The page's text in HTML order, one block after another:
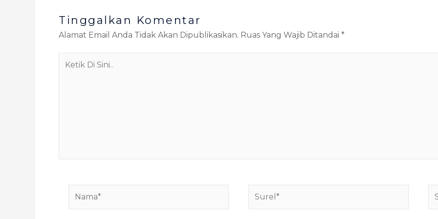
Tinggalkan Komentar
Alamat Email Anda Tidak Akan Dipublikasikan. Ruas Yang Wajib Ditandai *